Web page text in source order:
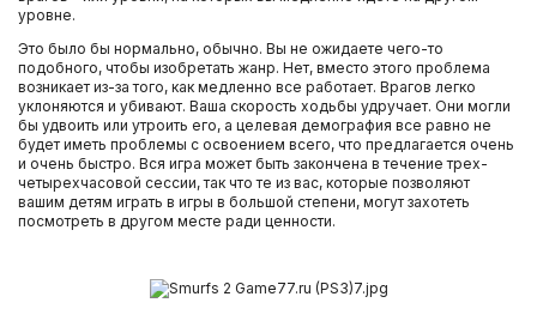
уровне.
Это было бы нормально, обычно. Вы не ожидаете чего-то
подобного, чтобы изобретать жанр. Нет, вместо этого проблема
возникает из-за того, как медленно все работает. Врагов легко
уклоняются и убивают. Ваша скорость ходьбы удручает. Они могли
бы удвоить или утроить его, а целевая демография все равно не
будет иметь проблемы с освоением всего, что предлагается очень
и очень быстро. Вся игра может быть закончена в течение трех-
четырехчасовой сессии, так что те из вас, которые позволяют
вашим детям играть в игры в большой степени, могут захотеть
посмотреть в другом месте ради ценности.